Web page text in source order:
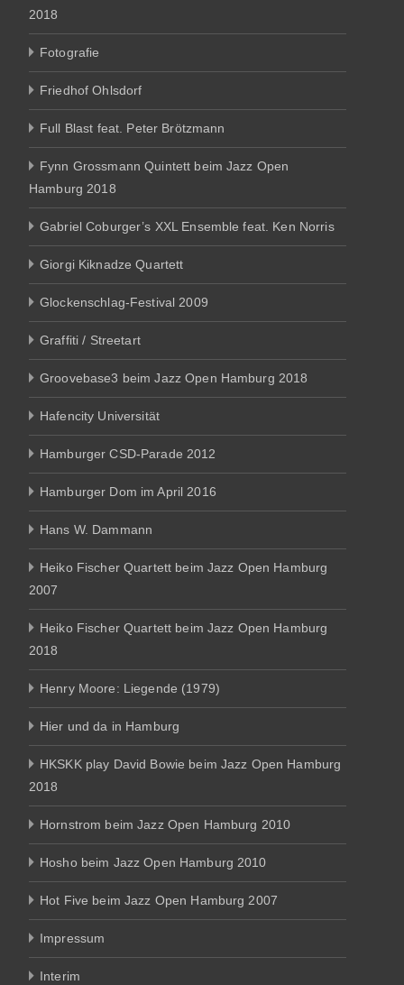
2018
Fotografie
Friedhof Ohlsdorf
Full Blast feat. Peter Brötzmann
Fynn Grossmann Quintett beim Jazz Open
Hamburg 2018
Gabriel Coburger’s XXL Ensemble feat. Ken Norris
Giorgi Kiknadze Quartett
Glockenschlag-Festival 2009
Graffiti / Streetart
Groovebase3 beim Jazz Open Hamburg 2018
Hafencity Universität
Hamburger CSD-Parade 2012
Hamburger Dom im April 2016
Hans W. Dammann
Heiko Fischer Quartett beim Jazz Open Hamburg
2007
Heiko Fischer Quartett beim Jazz Open Hamburg
2018
Henry Moore: Liegende (1979)
Hier und da in Hamburg
HKSKK play David Bowie beim Jazz Open Hamburg
2018
Hornstrom beim Jazz Open Hamburg 2010
Hosho beim Jazz Open Hamburg 2010
Hot Five beim Jazz Open Hamburg 2007
Impressum
Interim